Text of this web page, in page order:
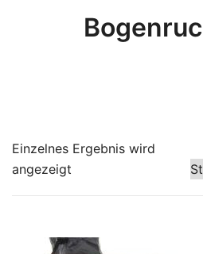
Einzelnes Ergebnis wird
angezeigt